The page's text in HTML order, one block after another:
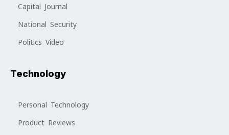
Capital Journal
National Security
Politics Video
Technology
Personal Technology
Product Reviews